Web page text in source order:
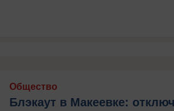
Общество
Блэкаут в Макеевке: